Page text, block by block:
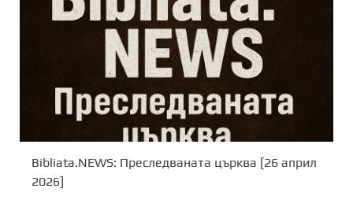
Bibliata.NEWS: Преследваната църква [26 април
2026]